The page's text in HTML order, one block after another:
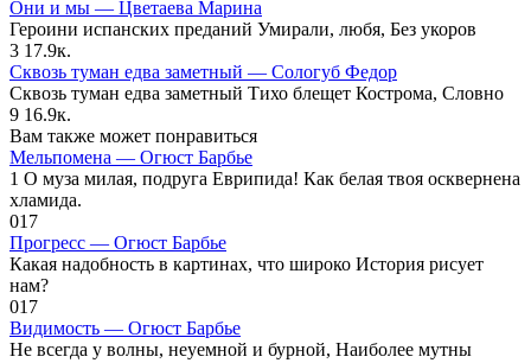
Они и мы — Цветаева Марина
Героини испанских преданий Умирали, любя, Без укоров
3 17.9к.
Сквозь туман едва заметный — Сологуб Федор
Сквозь туман едва заметный Тихо блещет Кострома, Словно
9 16.9к.
Вам также может понравиться
Мельпомена — Огюст Барбье
1 О муза милая, подруга Еврипида! Как белая твоя осквернена
хламида.
017
Прогресс — Огюст Барбье
Какая надобность в картинах, что широко История рисует
нам?
017
Видимость — Огюст Барбье
Не всегда у волны, неуемной и бурной, Наиболее мутны